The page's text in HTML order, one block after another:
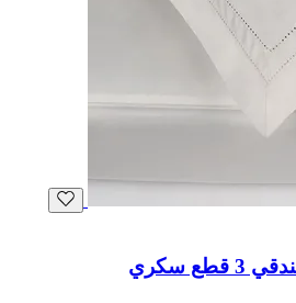
سكري